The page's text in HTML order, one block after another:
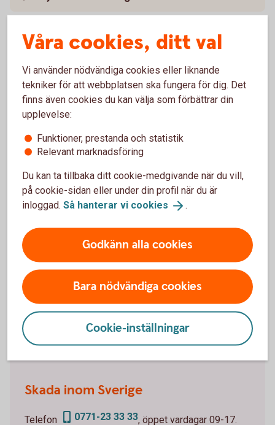
Mer information
Anmäl skada online
Anmäl skada online(3kronor.se)
Anmäl skada via telefon
Om du drabbats av en skada, kontakta vår
samarbetspartner Tre Kronor Försäkring för att göra
Skada inom Sverige
Telefon 0771-23 33 33, öppet vardagar 09-17.
Anmäl skada
Våra cookies, ditt val
Vi använder nödvändiga cookies eller liknande
tekniker för att webbplatsen ska fungera för dig. Det
finns även cookies du kan välja som förbättrar din
upplevelse:
Funktioner, prestanda och statistik
Relevant marknadsföring
Du kan ta tillbaka ditt cookie-medgivande när du vill,
på cookie-sidan eller under din profil när du är
inloggad. Så hanterar vi cookies .
Godkänn alla cookies
Bara nödvändiga cookies
Cookie-inställningar